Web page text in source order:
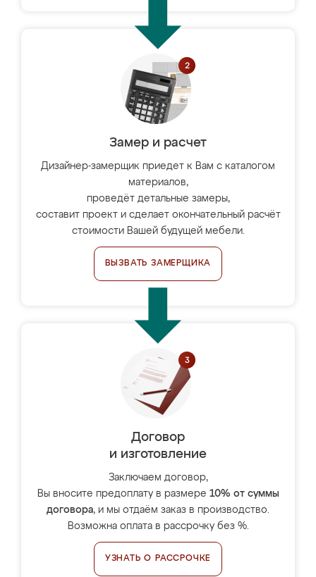
Замер и расчет
Дизайнер-замерщик приедет к Вам с каталогом
материалов,
проведёт детальные замеры,
составит проект и сделает окончательный расчёт
стоимости Вашей будущей мебели.
ВЫЗВАТЬ ЗАМЕРЩИКА
Договор
и изготовление
Заключаем договор,
Вы вносите предоплату в размере 10% от суммы
договора, и мы отдаём заказ в производство.
Возможна оплата в рассрочку без %.
УЗНАТЬ О РАССРОЧКЕ